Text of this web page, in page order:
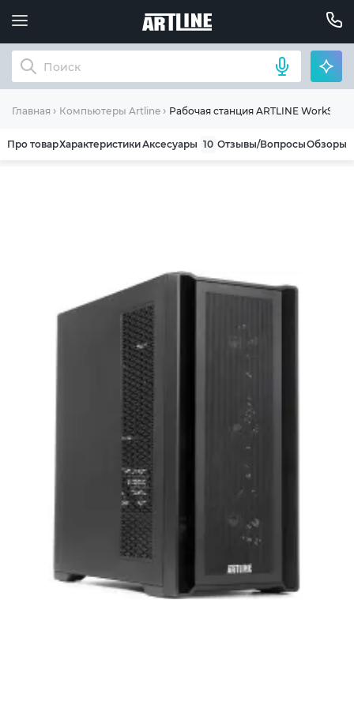
Главная Компьютеры Artline Рабочая станция ARTLINE
Про товарХарактеристикиАксесуары 10 Отзывы/ВопросыОбзоры
ОБЩИЕ УСЛОВИЯ ГАРАНТИИ
Компания ARTLINE благодарит Вас за выбор
нашей продукции. Мы уверены, что
приобретенная вами техника будет служить
вам долгие годы при соблюдении правил
эксплуатации и хранения.
Artline комп'ютери